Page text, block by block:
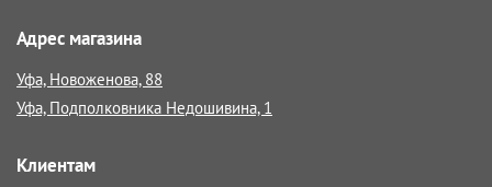
Адрес магазина
Уфа, Новоженова, 88
Уфа, Подполковника Недошивина, 1
Клиентам